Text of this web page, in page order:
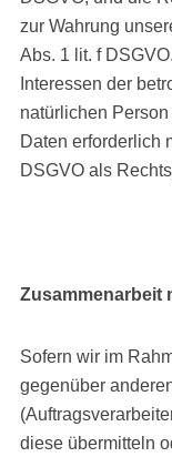
zur Wahrung
Abs. 1 lit. f
Interessen der
natürlichen
Daten erforderlich
DSGVO als
Zusammenarbeit
Sofern wir im
gegenüber
diese übermitteln